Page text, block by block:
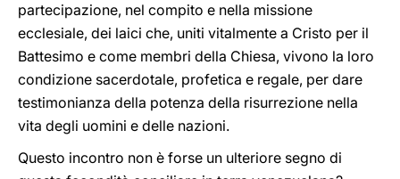
partecipazione, nel compito e nella missione
ecclesiale, dei laici che, uniti vitalmente a Cristo per il
Battesimo e come membri della Chiesa, vivono la loro
condizione sacerdotale, profetica e regale, per dare
testimonianza della potenza della risurrezione nella
vita degli uomini e delle nazioni.
Questo incontro non è forse un ulteriore segno di